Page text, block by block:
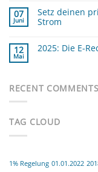
Ab
jetzt
mehr
mehr
sparen
07
Juni
Setz deinen
Strom
zu
Setz
unter
Strom
12
Mai
2025: Die E-
Die
E-
RECENT COMMENTS
TAG CLOUD
1% Regelung 01.01.2022